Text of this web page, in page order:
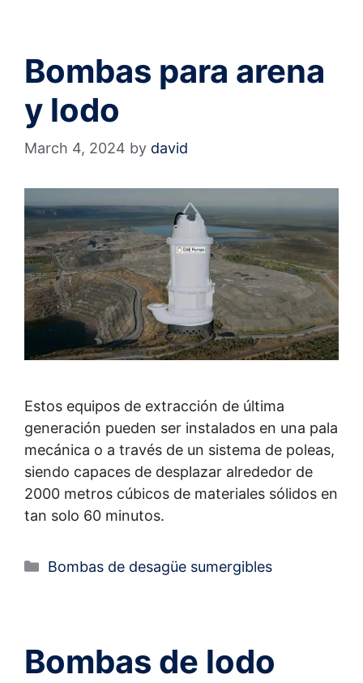
Bombas para arena
y lodo
March 4, 2024 by david
Estos equipos de extracción de última
generación pueden ser instalados en una pala
mecánica o a través de un sistema de poleas,
siendo capaces de desplazar alrededor de
2000 metros cúbicos de materiales sólidos en
tan solo 60 minutos.
Bombas de desagüe sumergibles
Bombas de lodo